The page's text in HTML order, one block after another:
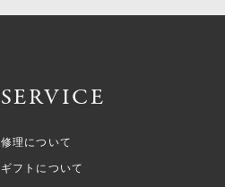
SERVICE
修理について
ギフトについて